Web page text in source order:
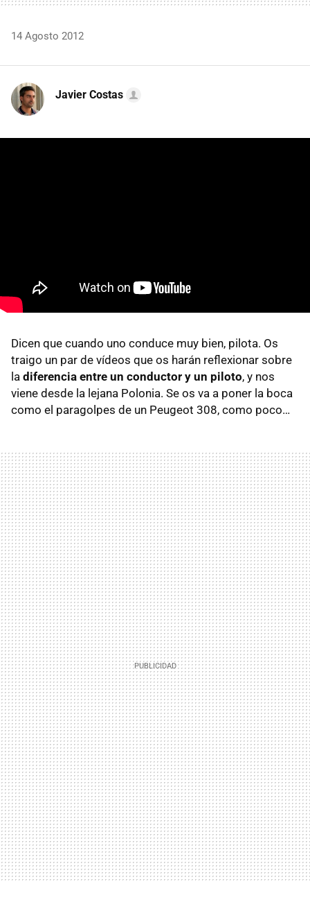
14 Agosto 2012
Javier Costas
Dicen que cuando uno conduce muy bien, pilota. Os
traigo un par de vídeos que os harán reflexionar sobre
la diferencia entre un conductor y un piloto, y nos
viene desde la lejana Polonia. Se os va a poner la boca
como el paragolpes de un Peugeot 308, como poco…